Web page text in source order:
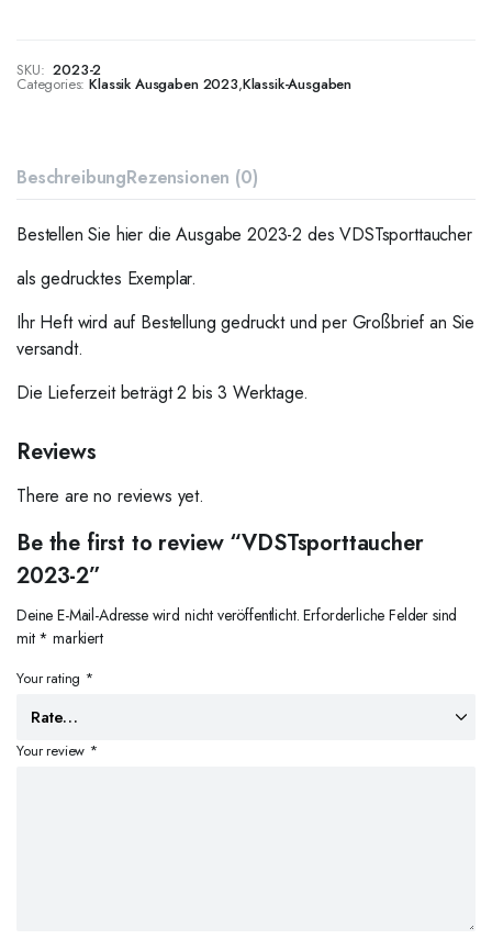
SKU: 2023-2
Categories: Klassik Ausgaben 2023,Klassik-Ausgaben
BeschreibungRezensionen (0)
Bestellen Sie hier die Ausgabe 2023-2 des VDSTsporttaucher
als gedrucktes Exemplar.
Ihr Heft wird auf Bestellung gedruckt und per Großbrief an Sie
versandt.
Die Lieferzeit beträgt 2 bis 3 Werktage.
Reviews
There are no reviews yet.
Be the first to review “VDSTsporttaucher
2023-2”
Deine E-Mail-Adresse wird nicht veröffentlicht. Erforderliche Felder sind
mit * markiert
Your rating *
Your review *